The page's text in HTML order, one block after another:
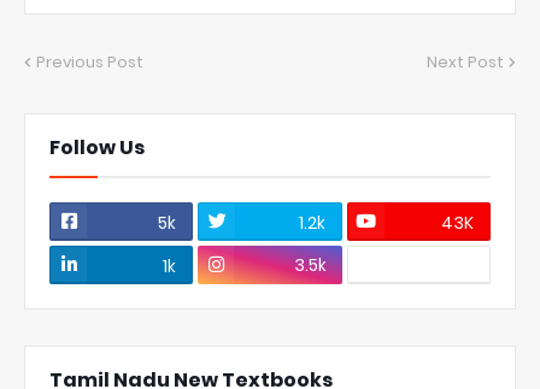
Previous Post Next Post
Follow Us
5k 1.2k
43K
1k
3.5k
Tamil Nadu New Textbooks